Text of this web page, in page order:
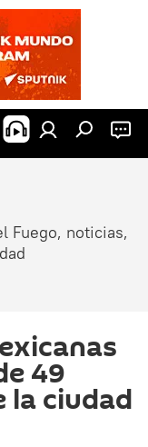
Fuego, noticias,
49
la ciudad